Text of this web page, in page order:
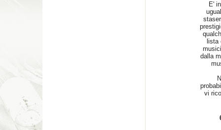
E'
lista
dalla
vi